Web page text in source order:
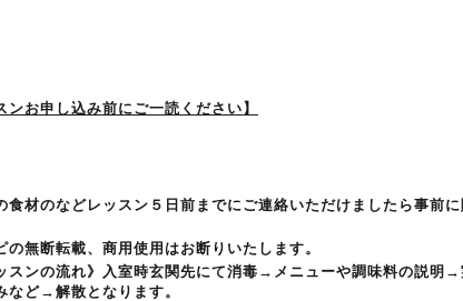
ンお申し込み前にご一読ください】
食材のなどレッスン５日前までにご連絡いただけましたら事前
の無断転載、商用使用はお断りいたします。
スンの流れ》入室時玄関先にて消毒→メニューや調味料の説
など→解散となります。